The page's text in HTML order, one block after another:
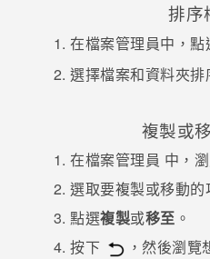
排序
在檔案管理員中，點
選擇檔案和資料夾排
複製或
在檔案管理員 中，
選取要複製或移動的
點選複製或移至 。
按下
，然後瀏